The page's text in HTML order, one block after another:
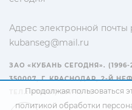
Адрес электронной
kubanseg@mail.ru
ЗАО «КУБАНЬ СЕГОДНЯ». (1996-
350007, Г. КРАСНОДАР, 2-Й
ТЕЛ.: +7(861) 267-15-15
Продолжая пользоваться
политикой обработки